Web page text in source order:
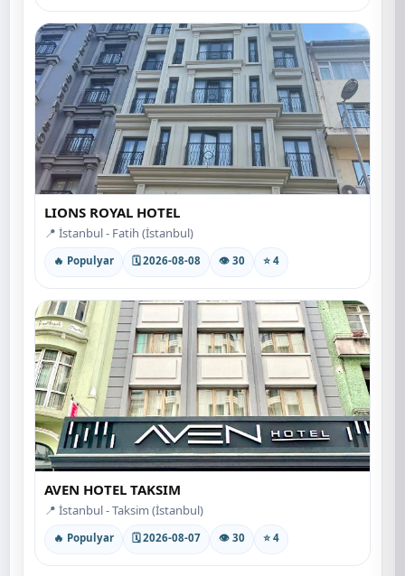
LIONS ROYAL HOTEL
📍 İstanbul - Fatih (İstanbul)
🔥 Populyar 🗓 2026-08-08 👁 30 ⭐ 4
AVEN HOTEL TAKSIM
📍 İstanbul - Taksim (İstanbul)
🔥 Populyar 🗓 2026-08-07 👁 30 ⭐ 4